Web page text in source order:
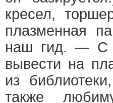
кресел,
плазменная
наш гид. — С
вывести на
из
также